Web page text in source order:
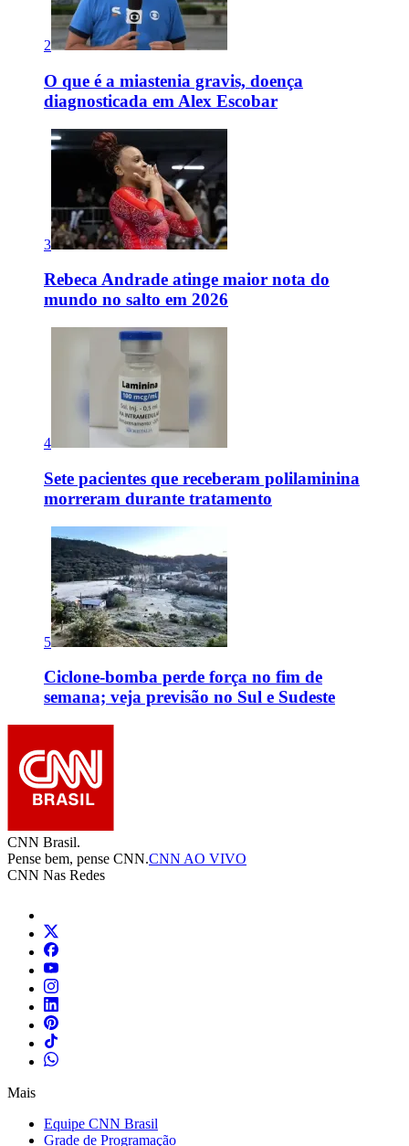
2
O que é a miastenia gravis, doença
diagnosticada em Alex Escobar
3
Rebeca Andrade atinge maior nota do
mundo no salto em 2026
4
Sete pacientes que receberam polilaminina
morreram durante tratamento
5
Ciclone-bomba perde força no fim de
semana; veja previsão no Sul e Sudeste
CNN Brasil.
Pense bem, pense CNN.CNN AO VIVO
CNN Nas Redes
Mais
Equipe CNN Brasil
Grade de Programação